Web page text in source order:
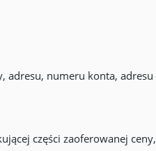
adresu, numeru konta, adresu
części zaoferowanej ceny,